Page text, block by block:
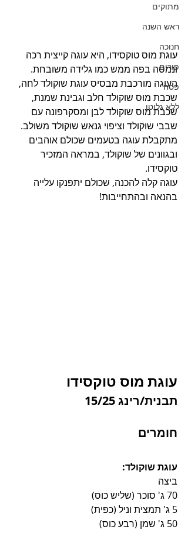
מתוקים
ראש השנה
חנוכה
פורים
פסח
ללא גלוטן
עוגת מוס טוקסידו, היא עוגה קייצית רכה
ונמסה בפה ממש כמו גלידה משובחת.
העוגה מורכבת מבסיס עוגת שוקולד לחה,
שכבת מוס שוקולד חלב וגבינת שמנת,
שכבת מוס שוקולד לבן ומסקרפונה עם
שבבי שוקולד וציפוי גנאש שוקולד משולב.
מתקבלת עוגה בטעמים שכולם אוהבים
ובגוונים של שוקולד, במראה המזכיר
טוקסידו.
עוגה קלה להכנה, שכולם יתפנקו עלייה
בהנאה ובהתחייבות!
עוגת מוס טוקסידו
תבנית/רינג 15/25
חומרים
עוגת שוקולד:
ביצה
70 ג' סוכר (שליש כוס)
5 ג' תמצית וניל (כפית)
50 ג' שמן (רבע כוס)